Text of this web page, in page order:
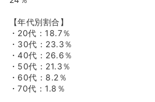
があれば受講を推進しております！
日々の上司との面談にて、目的や目
ば、費用や時間を一部支援します。
「臨床実習指導者講習会」や「認定
毎年数人の受講者を出しており、病
ネジメント能力向上も目指しており
◆中途入社の方も、スキルチェック
【年代別割合】
・20代：18.7％
・30代：23.3％
・40代：26.6％
・50代：21.3％
・60代：8.2％
・70代：1.8％